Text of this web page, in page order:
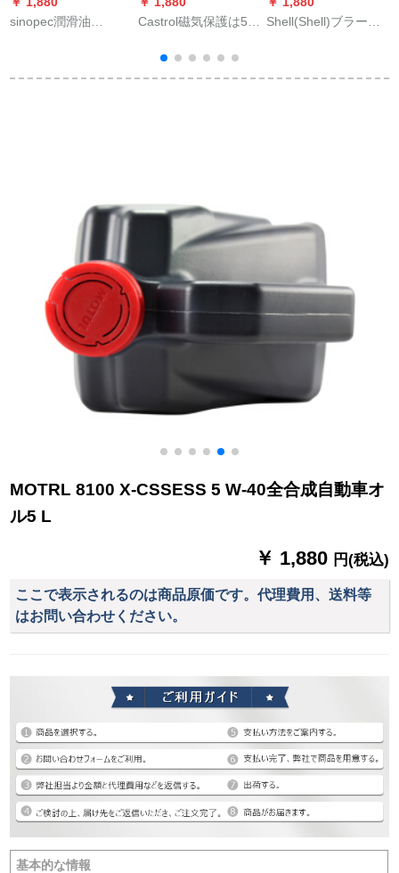
sinopec潤滑油
GB 11118.1 L-H M
Castrol磁気保護は5
ラル4 L SN級を独占
享受します。
Shell(Shell)ブラーハ
7 PLUS 5 W-20 API
MOTRL 8100 X-CSSESS 5 W-40全合成自動車オ
ル5 L
￥ 1,880 円(税込)
ここで表示されるのは商品原価です。代理費用、送料等
はお問い合わせください。
基本的な情報